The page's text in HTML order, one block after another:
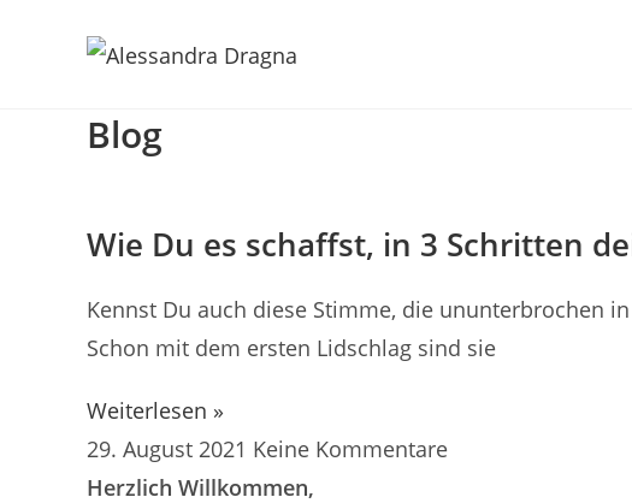
Blog
Wie Du es schaffst, in 3 Schritten
Kennst Du auch diese Stimme, die ununterbrochen
Schon mit dem ersten Lidschlag sind sie
Weiterlesen »
29. August 2021 Keine Kommentare
Herzlich Willkommen,